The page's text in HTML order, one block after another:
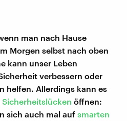
man nach Hause
Morgen selbst nach oben
kann unser Leben
verbessern oder
helfen. Allerdings kann es
Sicherheitslücken öffnen:
sich auch mal auf smarten